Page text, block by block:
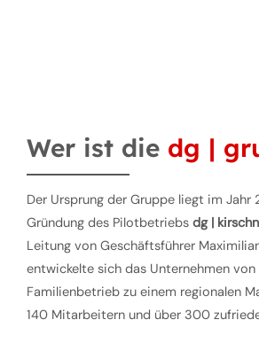
Wer ist die dg |
Der Ursprung der Gruppe liegt im Jahr
Gründung des Pilotbetriebs dg |
Leitung von Geschäftsführer
entwickelte sich das Unternehmen von
Familienbetrieb zu einem regionalen
140 Mitarbeitern und über 300